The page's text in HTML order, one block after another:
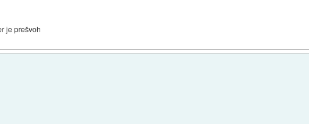
je prešvoh